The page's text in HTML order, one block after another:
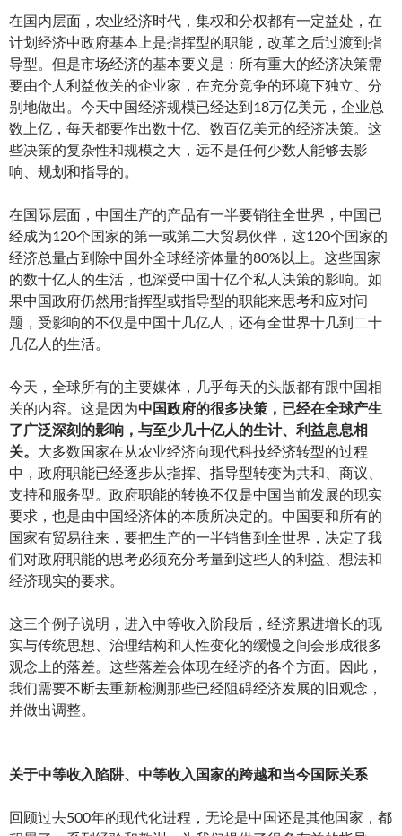
在国内层面，农业经济时代，集权和分权都有一定益处，在
计划经济中政府基本上是指挥型的职能，改革之后过渡到指
导型。但是市场经济的基本要义是：所有重大的经济决策需
要由个人利益攸关的企业家，在充分竞争的环境下独立、分
别地做出。今天中国经济规模已经达到18万亿美元，企业总
数上亿，每天都要作出数十亿、数百亿美元的经济决策。这
些决策的复杂性和规模之大，远不是任何少数人能够去影
响、规划和指导的。
在国际层面，中国生产的产品有一半要销往全世界，中国已
经成为120个国家的第一或第二大贸易伙伴，这120个国家的
经济总量占到除中国外全球经济体量的80%以上。这些国家
的数十亿人的生活，也深受中国十亿个私人决策的影响。如
果中国政府仍然用指挥型或指导型的职能来思考和应对问
题，受影响的不仅是中国十几亿人，还有全世界十几到二十
几亿人的生活。
今天，全球所有的主要媒体，几乎每天的头版都有跟中国相
关的内容。这是因为中国政府的很多决策，已经在全球产生
了广泛深刻的影响，与至少几十亿人的生计、利益息息相
关。 大多数国家在从农业经济向现代科技经济转型的过程
中，政府职能已经逐步从指挥、指导型转变为共和、商议、
支持和服务型。政府职能的转换不仅是中国当前发展的现实
要求，也是由中国经济体的本质所决定的。中国要和所有的
国家有贸易往来，要把生产的一半销售到全世界，决定了我
们对政府职能的思考必须充分考量到这些人的利益、想法和
经济现实的要求。
这三个例子说明，进入中等收入阶段后，经济累进增长的现
实与传统思想、治理结构和人性变化的缓慢之间会形成很多
观念上的落差。这些落差会体现在经济的各个方面。因此，
我们需要不断去重新检测那些已经阻碍经济发展的旧观念，
并做出调整。
关于中等收入陷阱、中等收入国家的跨越和当今国际关系
回顾过去500年的现代化进程，无论是中国还是其他国家，都